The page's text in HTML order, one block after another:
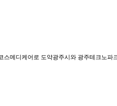
메디케어로 도약광주시와 광주테크노파